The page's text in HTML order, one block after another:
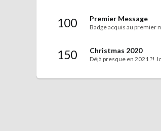
100 Premier Message
Badge acquis au premier
150 Christmas 2020
Déjà presque en 2021 ?!